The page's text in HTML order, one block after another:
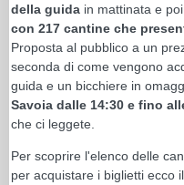
della guida in mattinata e
con 217 cantine che
Proposta al pubblico a un
seconda di come vengono
guida e un bicchiere in
Savoia dalle 14:30 e fino
che ci leggete.
Per scoprire l'elenco delle
per acquistare i biglietti ecco il